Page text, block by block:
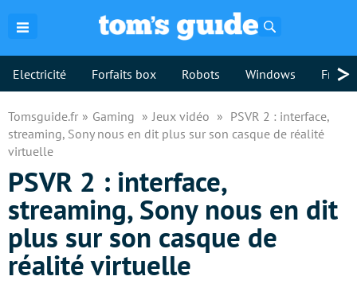
Electricité Forfaits box Robots Windows >
Tomsguide.fr Gaming Jeux vidéo
PSVR 2 : interface,
streaming, Sony nous en dit plus sur son casque de réalité
virtuelle
PSVR 2 : interface,
streaming, Sony nous en dit
plus sur son casque de
réalité virtuelle